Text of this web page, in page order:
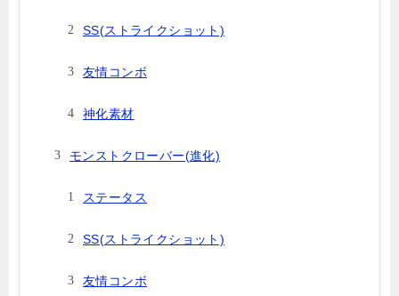
SS(ストライクショット)
友情コンボ
神化素材
モンストクローバー(進化)
ステータス
SS(ストライクショット)
友情コンボ